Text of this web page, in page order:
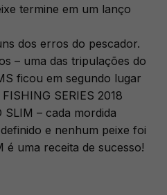
termine em um lanço
dos erros do pescador.
– uma das tripulações do
ficou em segundo lugar
SERIES 2018
– cada mordida
e nenhum peixe foi
é uma receita de sucesso!